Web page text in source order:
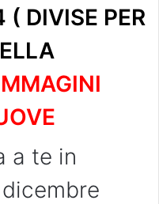
DIVISE PER
a te in